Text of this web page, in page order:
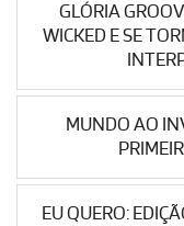
GLÓRIA
WICKED E SE
MUNDO AO
EU QUERO: